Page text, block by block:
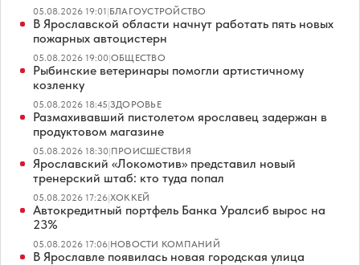
05.08.2026 19:01|БЛАГОУСТРОЙСТВО
В Ярославской области начнут работать пять новых
пожарных автоцистерн
05.08.2026 19:00|ОБЩЕСТВО
Рыбинские ветеринары помогли артистичному
козленку
05.08.2026 18:45|ЗДОРОВЬЕ
Размахивавший пистолетом ярославец задержан в
продуктовом магазине
05.08.2026 18:30|ПРОИСШЕСТВИЯ
Ярославский «Локомотив» представил новый
тренерский штаб: кто туда попал
05.08.2026 17:26|ХОККЕЙ
Автокредитный портфель Банка Уралсиб вырос на
23%
05.08.2026 17:06|НОВОСТИ КОМПАНИЙ
В Ярославле появилась новая городская улица